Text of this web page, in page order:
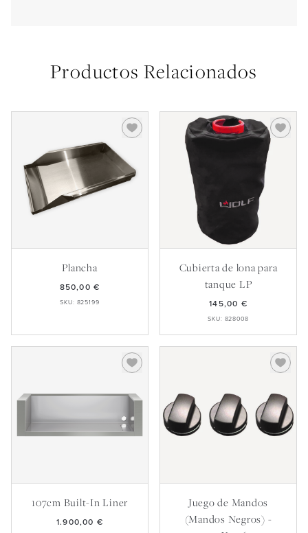
Productos Relacionados
Plancha
850,00 €
SKU: 825199
Cubierta de lona para
tanque LP
145,00 €
SKU: 828008
107cm Built-In Liner
1.900,00 €
Juego de Mandos
(Mandos Negros) -